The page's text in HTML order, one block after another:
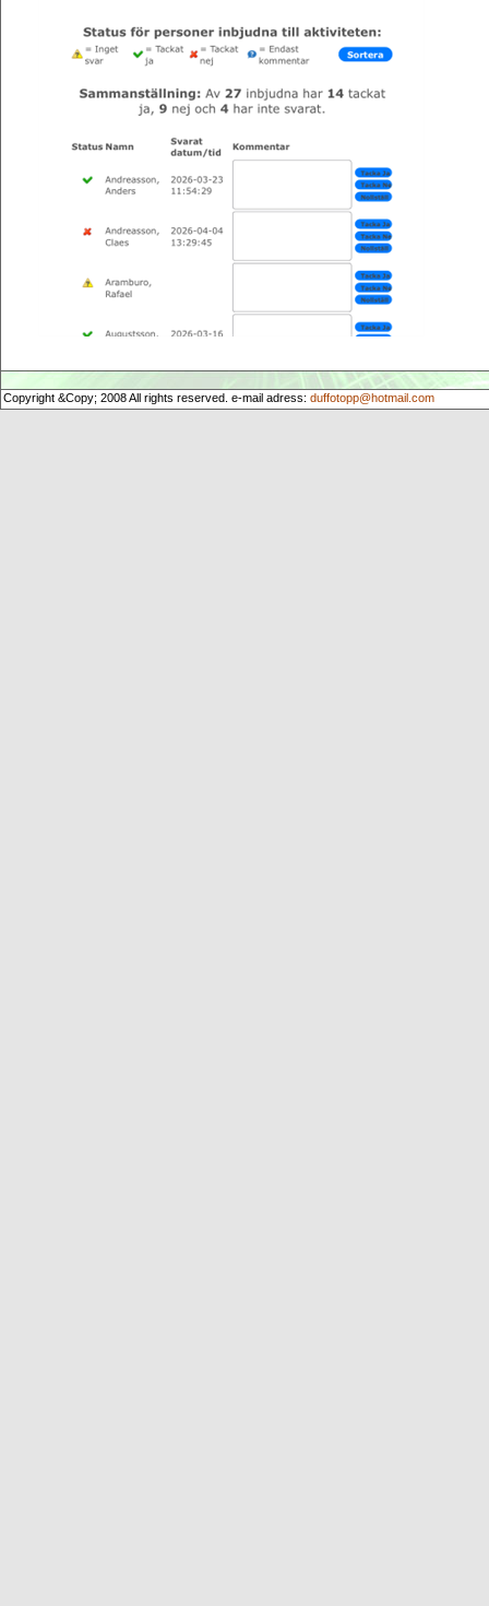
Copyright &Copy; 2008 All rights reserved. e-mail adress: duffotopp@hotmail.com